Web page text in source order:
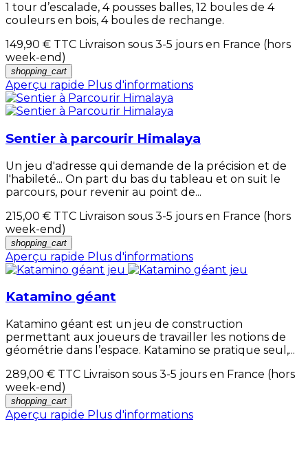
1 tour d’escalade, 4 pousses balles, 12 boules de 4
couleurs en bois, 4 boules de rechange.
149,90 € TTC Livraison sous 3-5 jours en France (hors
week-end)
shopping_cart
Aperçu rapide Plus d'informations
Sentier à parcourir Himalaya
Un jeu d'adresse qui demande de la précision et de
l'habileté... On part du bas du tableau et on suit le
parcours, pour revenir au point de...
215,00 € TTC Livraison sous 3-5 jours en France (hors
week-end)
shopping_cart
Aperçu rapide Plus d'informations
Katamino géant
Katamino géant est un jeu de construction
permettant aux joueurs de travailler les notions de
géométrie dans l’espace. Katamino se pratique seul,...
289,00 € TTC Livraison sous 3-5 jours en France (hors
week-end)
shopping_cart
Aperçu rapide Plus d'informations